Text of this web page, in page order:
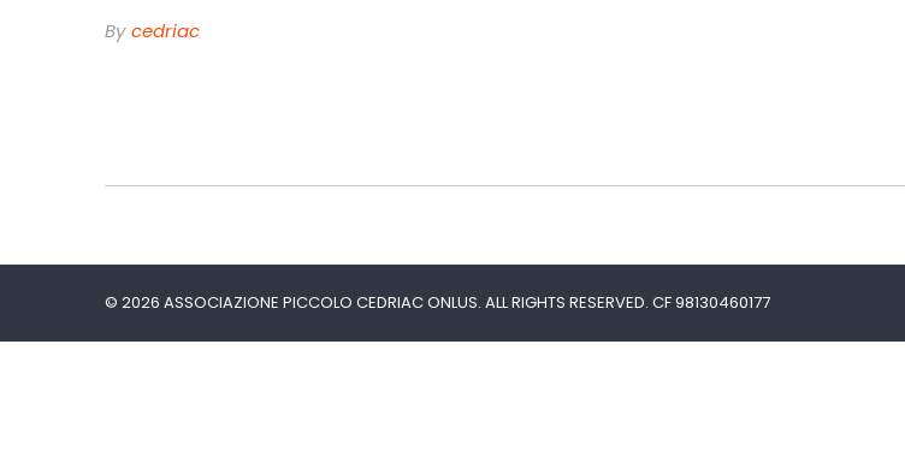
By Cedriac
© 2026 ASSOCIAZIONE PICCOLO CEDRIAC ONLUS. ALL RIGHTS RESERVED. CF 98130460177